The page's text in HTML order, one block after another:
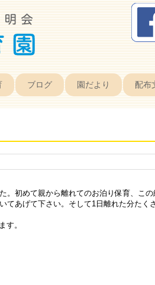
ブログ 園だより 配布
初めて親から離れてのお泊り保育、こ
てあげて下さい。そして1日離れた分たく
す。